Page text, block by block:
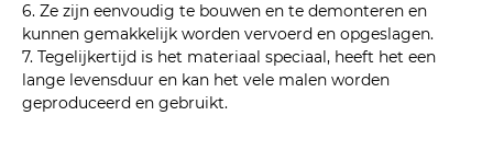
6. Ze zijn eenvoudig te bouwen en te demonteren en
kunnen gemakkelijk worden vervoerd en opgeslagen.
7. Tegelijkertijd is het materiaal speciaal, heeft het een
lange levensduur en kan het vele malen worden
geproduceerd en gebruikt.